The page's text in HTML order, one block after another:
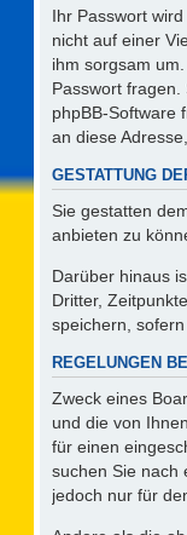
Ihr Passwort
nicht auf einer
ihm sorgsam
Passwort fragen.
phpBB-Software
an diese
GESTATTUNG
Sie gestatten
anbieten zu
Darüber hinaus
Dritter,
speichern,
REGELUNGEN
Zweck eines
und die von
für einen
suchen Sie nach
jedoch nur für